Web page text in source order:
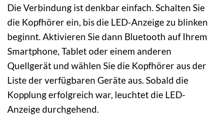
Die Verbindung ist denkbar einfach. Schalten Sie
die Kopfhörer ein, bis die LED-Anzeige zu blinken
beginnt. Aktivieren Sie dann Bluetooth auf Ihrem
Smartphone, Tablet oder einem anderen
Quellgerät und wählen Sie die Kopfhörer aus der
Liste der verfügbaren Geräte aus. Sobald die
Kopplung erfolgreich war, leuchtet die LED-
Anzeige durchgehend.